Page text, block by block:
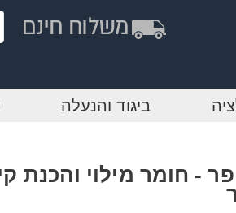
ביגוד והנעלה
- חומר מילוי והכנת